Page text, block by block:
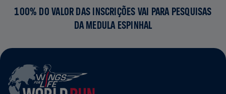
100% DO VALOR DAS INSCRIÇÕES VAI PARA PESQUISAS
DA MEDULA ESPINHAL